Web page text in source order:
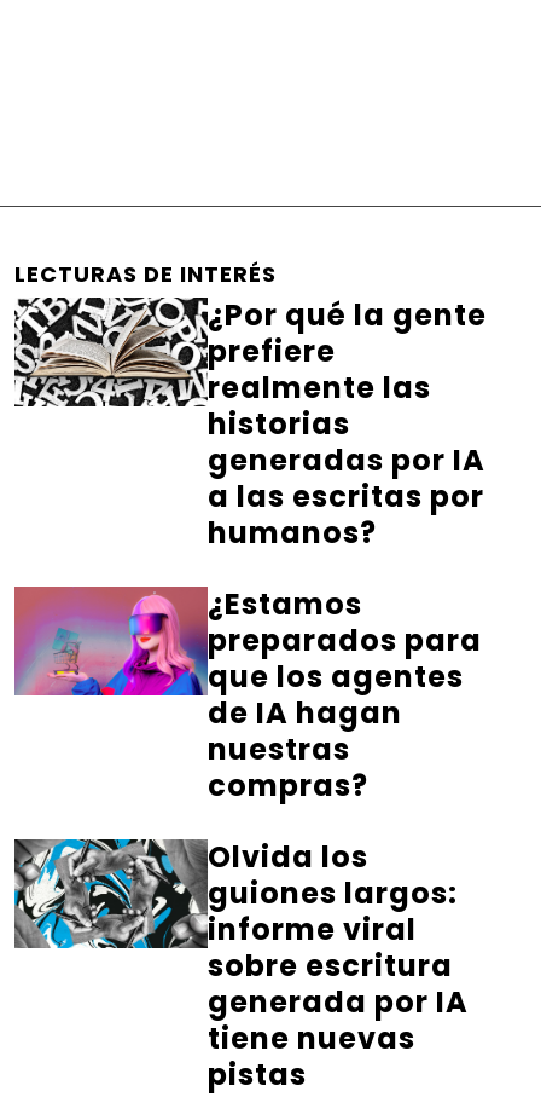
LECTURAS DE INTERÉS
¿Por qué la gente
prefiere
realmente las
historias
generadas por IA
a las escritas por
humanos?
¿Estamos
preparados para
que los agentes
de IA hagan
nuestras
compras?
Olvida los
guiones largos:
informe viral
sobre escritura
generada por IA
tiene nuevas
pistas